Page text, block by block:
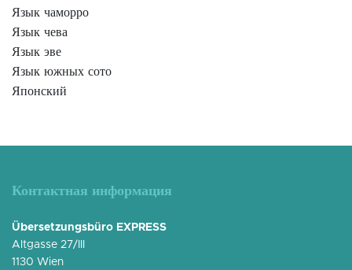
Язык чаморро
Язык чева
Язык эве
Язык южных сото
Японский
Контактная информация
Übersetzungsbüro EXPRESS
Altgasse 27/III
1130 Wien